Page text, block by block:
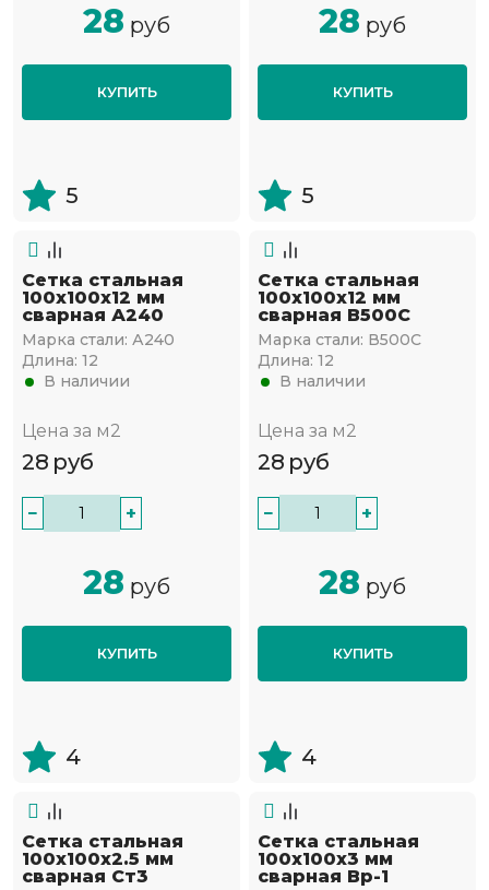
28 руб
КУПИТЬ
5
28 руб
КУПИТЬ
5
Сетка стальная
100х100х12 мм
сварная А240
Марка стали: А240
Длина: 12
В наличии
Цена за м2
28 руб
− +
28 руб
КУПИТЬ
4
Сетка стальная
100х100х12 мм
сварная В500С
Марка стали: В500С
Длина: 12
В наличии
Цена за м2
28 руб
− +
28 руб
КУПИТЬ
4
Сетка стальная
100х100х2.5 мм
сварная Ст3
Сетка стальная
100х100х3 мм
сварная Вр-1